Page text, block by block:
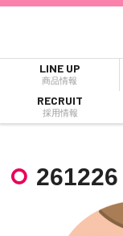
LINE UP
商品情報
RECRUIT
採用情報
261226